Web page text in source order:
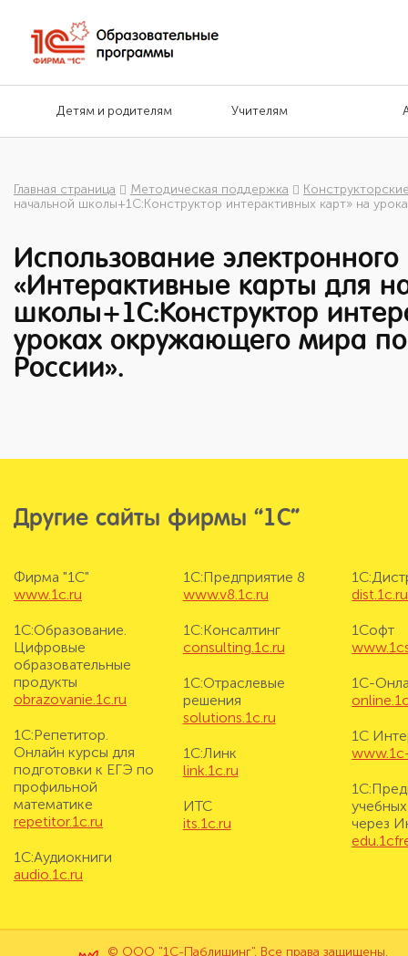
Детям и родителям Учителям
Главная страница Методическая поддержка
начальной школы+1С:Конструктор интерактивных карт» на
Использование
«Интерактивные карты для
школы+1С:Конструктор
уроках окружающего мира
России».
Другие сайты фирмы “1С”
Фирма "1С"
www.1c.ru
1С:Образование.
Цифровые
образовательные
продукты
obrazovanie.1c.ru
1С:Репетитор.
Онлайн курсы для
подготовки к ЕГЭ по
профильной
математике
repetitor.1c.ru
1С:Аудиокниги
audio.1c.ru
1С:Предприятие 8
www.v8.1c.ru
1С:Консалтинг
consulting.1c.ru
1С:Отраслевые
решения
solutions.1c.ru
1С:Линк
link.1c.ru
ИТС
its.1c.ru
dist.1c.ru
1Софт
1С-
1С
через
© ООО "1С-Паблишинг". Все права защищены.